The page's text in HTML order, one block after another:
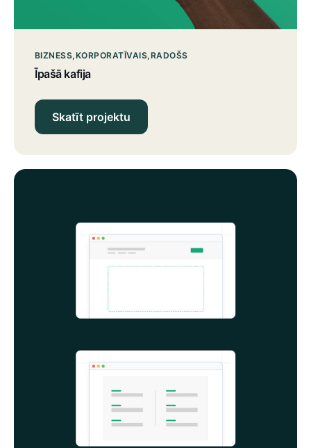
BIZNESS KORPORATĪVAIS RADOŠS
Īpašā kafija
Skatīt projektu